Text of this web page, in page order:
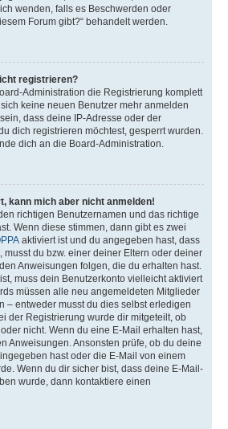
wenden, falls es Beschwerden oder
Forum gibt?“ behandelt werden.
registrieren?
Administration die Registrierung komplett
keine neuen Benutzer mehr anmelden
dass deine IP-Adresse oder der
dich registrieren möchtest, gesperrt wurden.
dich an die Board-Administration.
kann mich aber nicht anmelden!
richtigen Benutzernamen und das richtige
Wenn diese stimmen, dann gibt es zwei
aktiviert ist und du angegeben hast, dass
musst du bzw. einer deiner Eltern oder deiner
Anweisungen folgen, die du erhalten hast.
muss dein Benutzerkonto vielleicht aktiviert
müssen alle neu angemeldeten Mitglieder
– entweder musst du dies selbst erledigen
der Registrierung wurde dir mitgeteilt, ob
nicht. Wenn du eine E-Mail erhalten hast,
Anweisungen. Ansonsten prüfe, ob du deine
hast oder die E-Mail von einem
Wenn du dir sicher bist, dass deine E-Mail-
wurde, dann kontaktiere einen